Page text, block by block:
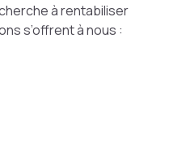
à rentabiliser
s’offrent à nous :